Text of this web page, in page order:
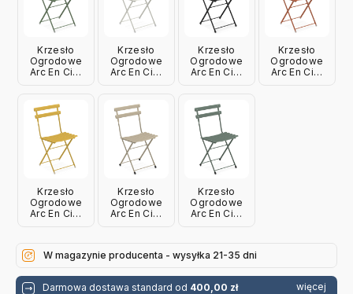
Krzesło
Ogrodowe
Arc En Ciel
Krzesło
Ogrodowe
Arc En Ciel
Krzesło
Ogrodowe
Arc En Ciel
Krzesło
Ogrodowe
Arc En Ciel
Krzesło
Ogrodowe
Arc En Ciel
Krzesło
Ogrodowe
Arc En Ciel
Krzesło
Ogrodowe
Arc En Ciel
W magazynie producenta - wysyłka 21-35 dni
Darmowa dostawa standard od 400,00 zł więcej